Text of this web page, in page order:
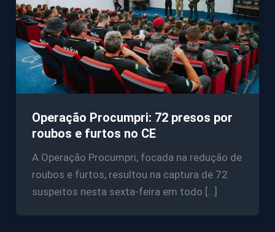
Operação Procumpri: 72 presos por
roubos e furtos no CE
A Operação Procumpri, focada na redução de
roubos e furtos, resultou na captura de 72
suspeitos nesta sexta-feira em todo […]